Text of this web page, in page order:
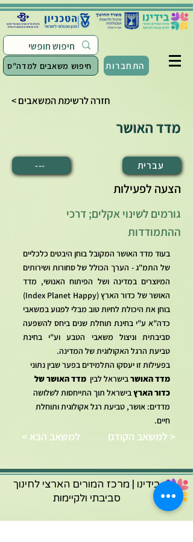
חיפוש משאבים למדה"ס התחברות
< חזרה לרשימת המשאבים
מדד האושר
--- עברית
הצעה לפעילות
גורמים לשינוי אקלים; דרכי
ההתמודדות
בעוד מדד האושר המקובל בוחן היבטים כלכליים
של התמ"ג - הערך הכולל של סחורות ושירותים
המיוצרים במדינה ושל הפיתוח האנושי, מדד
האושר של כדור הארץ (Index Planet Happy)
בוחן את היכולת לחיות טוב מבלי לפגוע במשאבי
כדה"א ע"י בחינת תוחלת שנים ביחס להשפעה
סביבתית וניצול משאבי הטבע וע"י בחינת
טביעת הרגל האקולוגית של המדינה.
בפעילות זו יעסקו התלמידים בפער שבין נתוני
מדד האושרבישראל לבין מדד האושר של
כדור הארץבישראל תוך התייחסות לשלושה
מדדים: אושר, טביעת רגל אקולוגית ותוחלת
חיים.
< למשאב הבא למשאב הקודם >
בידינו | מרכז המורים הארצי לחינוך
סביבתי ולקיימות